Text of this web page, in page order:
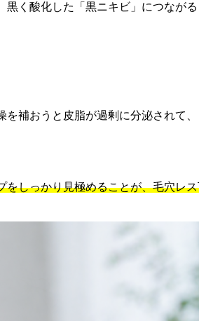
く酸化した「黒ニキビ」につながる
補おうと皮脂が過剰に分泌されて
をしっかり見極めることが、毛穴レ